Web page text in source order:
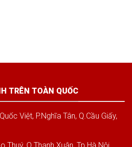
TRÊN TOÀN QUỐC
Việt, P.Nghĩa Tân, Q.Cầu Giấy,
Thuý, Q.Thanh Xuân, Tp.Hà Nội